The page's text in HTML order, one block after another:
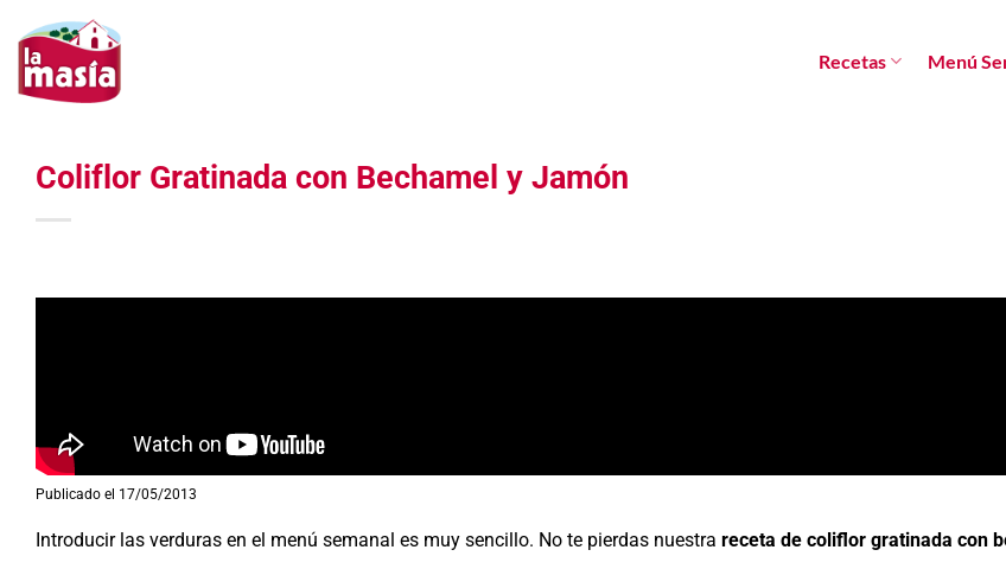
contenido
Recetas Menú
Coliflor Gratinada con Bechamel y Jamón
Publicado el 17/05/2013
Introducir las verduras en el menú semanal es muy sencillo. No te pierdas nuestra receta de coliflor gratinada con